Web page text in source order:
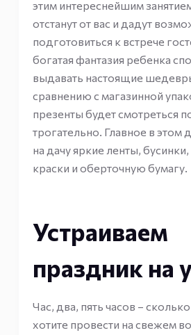
этим интереснейшим
отстанут от вас и дадут
подготовиться к встрече
богатая фантазия ребенка
выдавать настоящие
сравнению с магазинной
презенты будет смотреться
трогательно. Главное в этом
на дачу яркие ленты, бусинки,
краски и оберточную бумагу.
Устраиваем
праздник на
Час, два, пять часов –
хотите провести на свежем